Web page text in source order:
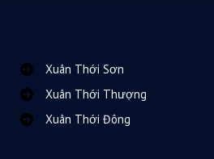
Xuân Thới Sơn
Xuân Thới Thượng
Xuân Thới Đông